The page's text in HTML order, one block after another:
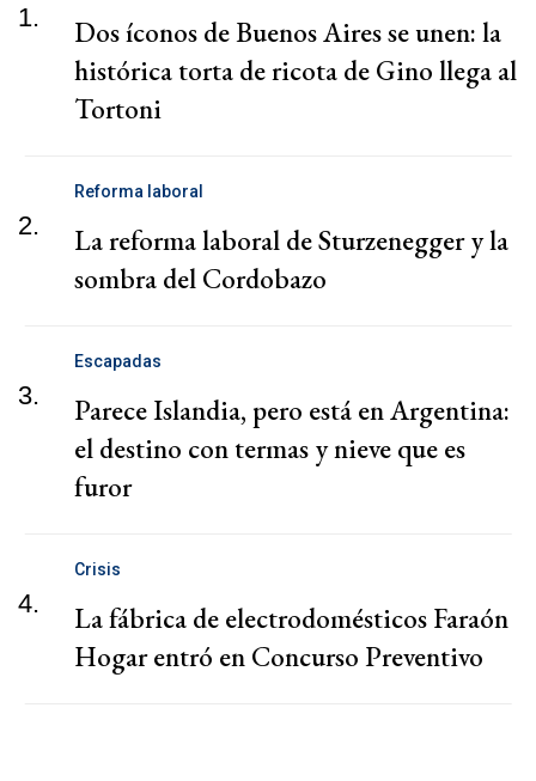
1.
Dos íconos de Buenos Aires se unen: la
histórica torta de ricota de Gino llega al
Tortoni
2.
Reforma laboral
La reforma laboral de Sturzenegger y la
sombra del Cordobazo
3.
Escapadas
Parece Islandia, pero está en Argentina:
el destino con termas y nieve que es
furor
4.
Crisis
La fábrica de electrodomésticos Faraón
Hogar entró en Concurso Preventivo